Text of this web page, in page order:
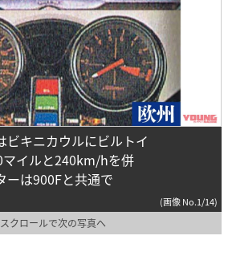
ビキニカウルにビルトイ
イルと240km/hを併
ーは900Fと共通で
(画像 No.1/14)
クロールで次の写真へ